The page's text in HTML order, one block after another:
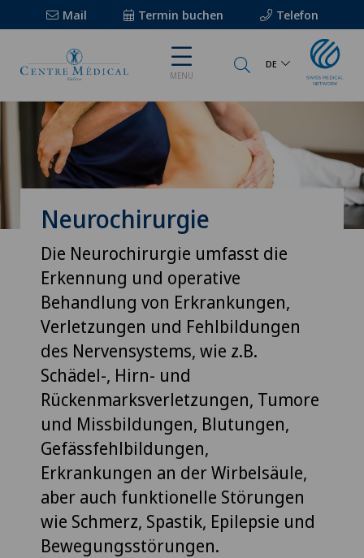
Mail Termin buchen Telefon
MENU
DE
Neurochirurgie
Die Neurochirurgie umfasst die
Erkennung und operative
Behandlung von Erkrankungen,
Verletzungen und Fehlbildungen
des Nervensystems, wie z.B.
Schädel-, Hirn- und
Rückenmarksverletzungen, Tumore
und Missbildungen, Blutungen,
Gefässfehlbildungen,
Erkrankungen an der Wirbelsäule,
aber auch funktionelle Störungen
wie Schmerz, Spastik, Epilepsie und
Bewegungsstörungen.